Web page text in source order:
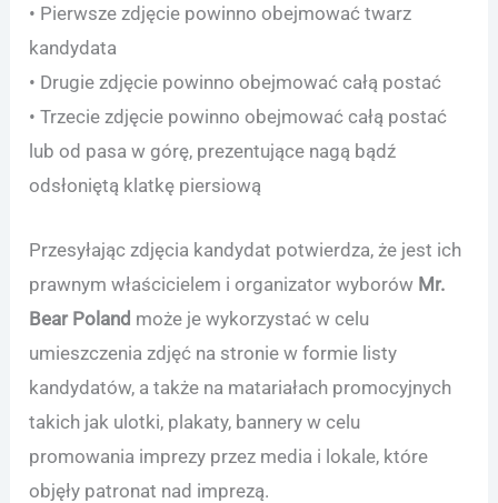
• Pierwsze zdjęcie powinno obejmować twarz
kandydata
• Drugie zdjęcie powinno obejmować całą postać
• Trzecie zdjęcie powinno obejmować całą postać
lub od pasa w górę, prezentujące nagą bądź
odsłoniętą klatkę piersiową
Przesyłając zdjęcia kandydat potwierdza, że jest ich
prawnym właścicielem i organizator wyborów Mr.
Bear Poland może je wykorzystać w celu
umieszczenia zdjęć na stronie w formie listy
kandydatów, a także na matariałach promocyjnych
takich jak ulotki, plakaty, bannery w celu
promowania imprezy przez media i lokale, które
objęły patronat nad imprezą.